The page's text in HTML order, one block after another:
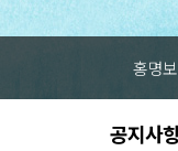
홍명
공지사